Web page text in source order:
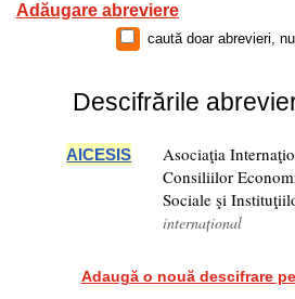
Adăugare abreviere
caută doar abrevieri,
Descifrările
AICESIS
Asociaţia
Consiliilor
Sociale şi
internațional
Adaugă o nouă descifrare